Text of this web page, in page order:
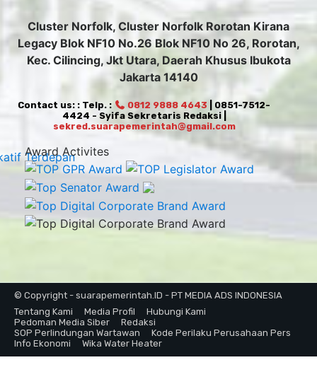
Cluster Norfolk, Cluster Norfolk Rorotan Kirana
Legacy Blok NF10 No.26 Blok NF10 No 26, Rorotan,
Kec. Cilincing, Jkt Utara, Daerah Khusus Ibukota
Jakarta 14140
Contact us: : Telp. : 0812 9888 4643 | 0851-7512-
4424 - Syifa Sekretaris Redaksi |
sekred.suarapemerintah@gmail.com
Award Activites
© Copyright - suarapemerintah.ID - PT MEDIA ADS INDONESIA
Tentang Kami
Media Profil
Hubungi Kami
Pedoman Media Siber
Redaksi
SOP Perlindungan Wartawan
Kode Perilaku Perusahaan Pers
Info Ekonomi
Wika Water Heater